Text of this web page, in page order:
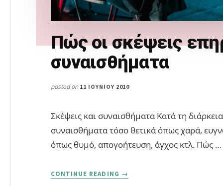
Πώς οι σκέψεις
συναισθήματα
posted on 11 ΙΟΥΝΊΟΥ 2010
Σκέψεις και συναισθήματα Κατά τη
συναισθήματα τόσο θετικά όπως χαρά,
όπως θυμό, απογοήτευση, άγχος κτλ. Πώς …
CONTINUE READING
ΠΏΣ
→